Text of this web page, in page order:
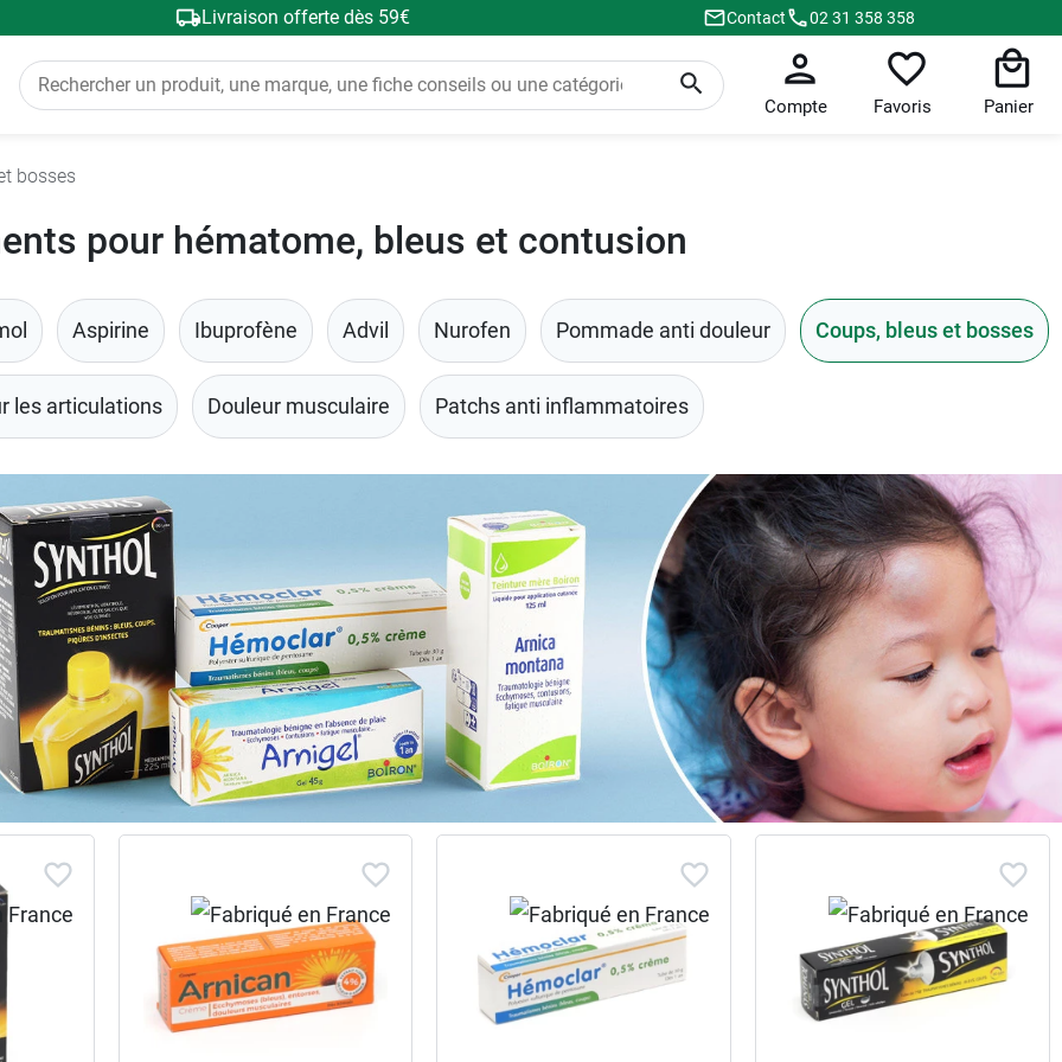
Livraison offerte dès 59€ Contact 02 31 358 358
Compte Favoris Panier
bosses
pour hématome, bleus et contusion
Aspirine Ibuprofène Advil Nurofen Pommade anti douleur Coups, bleus et bosses
les articulations Douleur musculaire Patchs anti inflammatoires